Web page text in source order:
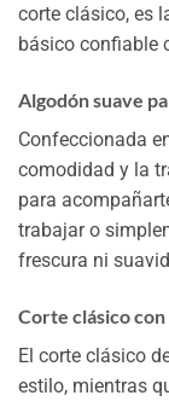
corte clásico, es
básico confiable
Algodón suave
Confeccionada
comodidad y la
para
trabajar o
frescura ni
Corte clásico
El corte clásico
estilo, mientras